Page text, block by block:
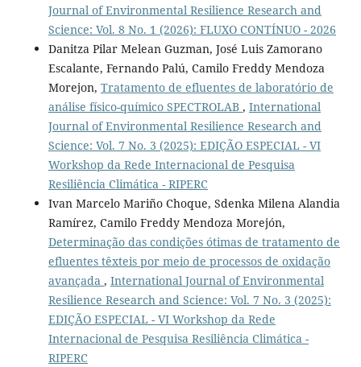
Journal of Environmental Resilience Research and
Science: Vol. 8 No. 1 (2026): FLUXO CONTÍNUO - 2026
Danitza Pilar Melean Guzman, José Luis Zamorano
Escalante, Fernando Palú, Camilo Freddy Mendoza
Morejon, Tratamento de efluentes de laboratório de
análise físico-químico SPECTROLAB , International
Journal of Environmental Resilience Research and
Science: Vol. 7 No. 3 (2025): EDIÇÃO ESPECIAL - VI
Workshop da Rede Internacional de Pesquisa
Resiliência Climática - RIPERC
Ivan Marcelo Mariño Choque, Sdenka Milena Alandia
Ramírez, Camilo Freddy Mendoza Morejón,
Determinação das condições ótimas de tratamento de
efluentes têxteis por meio de processos de oxidação
avançada , International Journal of Environmental
Resilience Research and Science: Vol. 7 No. 3 (2025):
EDIÇÃO ESPECIAL - VI Workshop da Rede
Internacional de Pesquisa Resiliência Climática -
RIPERC